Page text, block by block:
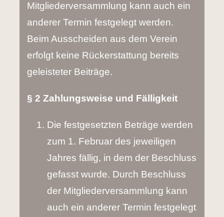
Mitgliederversammlung kann auch ein
anderer Termin festgelegt werden.
Beim Ausscheiden aus dem Verein
erfolgt keine Rückerstattung bereits
geleisteter Beiträge.
§ 2 Zahlungsweise und Fälligkeit
Die festgesetzten Beträge werden
zum 1. Februar des jeweiligen
Jahres fällig, in dem der Beschluss
gefasst wurde. Durch Beschluss
der Mitgliederversammlung kann
auch ein anderer Termin festgelegt